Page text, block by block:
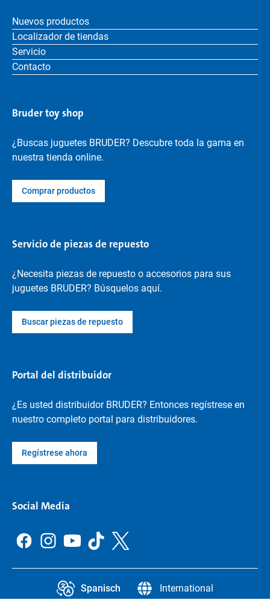
Nuevos productos
Localizador de tiendas
Servicio
Contacto
Bruder toy shop
¿Buscas juguetes BRUDER? Descubre toda la gama en
nuestra tienda online.
Comprar productos
Servicio de piezas de repuesto
¿Necesita piezas de repuesto o accesorios para sus
juguetes BRUDER? Búsquelos aquí.
Buscar piezas de repuesto
Portal del distribuidor
¿Es usted distribuidor BRUDER? Entonces regístrese en
nuestro completo portal para distribuidores.
Regístrese ahora
Social Media
Spanisch International